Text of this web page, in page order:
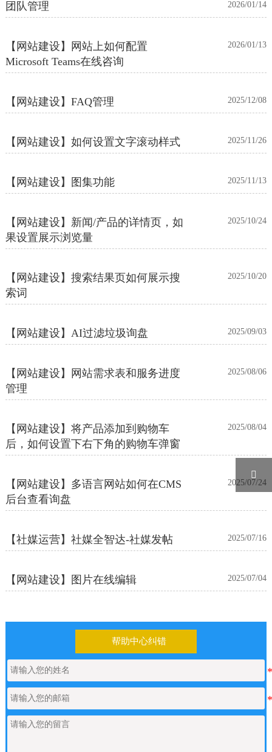
团队管理 2026/01/14
【网站建设】网站上如何配置
Microsoft Teams在线咨询
2026/01/13
【网站建设】FAQ管理 2025/12/08
【网站建设】如何设置文字滚动样式 2025/11/26
【网站建设】图集功能 2025/11/13
【网站建设】新闻/产品的详情页，如
果设置展示浏览量
2025/10/24
【网站建设】搜索结果页如何展示搜
索词
2025/10/20
【网站建设】AI过滤垃圾询盘 2025/09/03
【网站建设】网站需求表和服务进度
管理
2025/08/06
【网站建设】将产品添加到购物车
后，如何设置下右下角的购物车弹窗
2025/08/04
【网站建设】多语言网站如何在CMS
后台查看询盘
2025/07/24
【社媒运营】社媒全智达-社媒发帖 2025/07/16
【网站建设】图片在线编辑 2025/07/04
帮助中心纠错
